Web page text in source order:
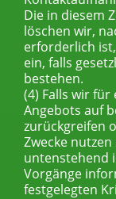
Die in diesem
löschen wir,
erforderlich
ein, falls
bestehen.
(4) Falls wir
Angebots auf
zurückgreifen
Zwecke
untenstehend
Vorgänge
festgelegten